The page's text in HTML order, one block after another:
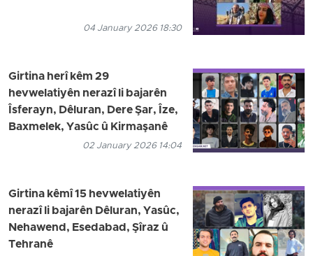
04 January 2026 18:30
Girtina herî kêm 29
hevwelatiyên nerazî li bajarên
Îsferayn, Dêluran, Dere Şar, Îze,
Baxmelek, Yasûc û Kirmaşanê
02 January 2026 14:04
Girtina kêmî 15 hevwelatiyên
nerazî li bajarên Dêluran, Yasûc,
Nehawend, Esedabad, Şîraz û
Tehranê